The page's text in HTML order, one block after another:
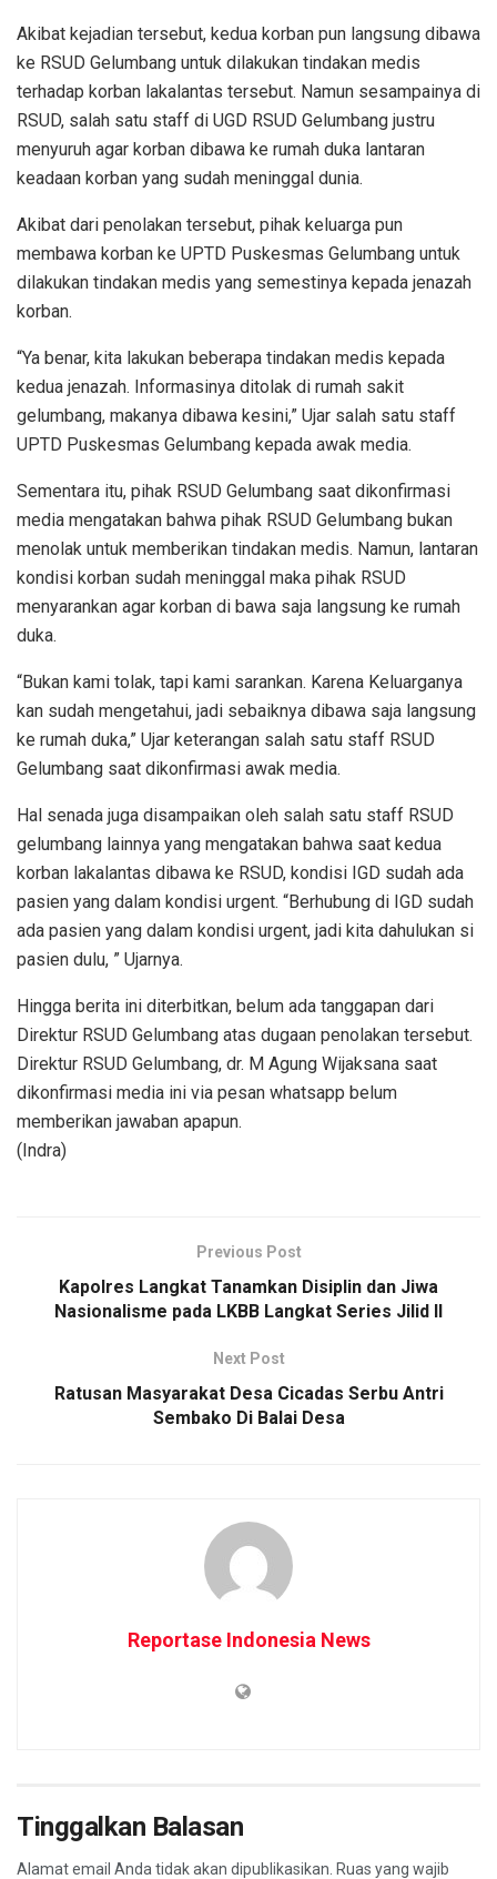
Akibat kejadian tersebut, kedua korban pun langsung dibawa
ke RSUD Gelumbang untuk dilakukan tindakan medis
terhadap korban lakalantas tersebut. Namun sesampainya di
RSUD, salah satu staff di UGD RSUD Gelumbang justru
menyuruh agar korban dibawa ke rumah duka lantaran
keadaan korban yang sudah meninggal dunia.
Akibat dari penolakan tersebut, pihak keluarga pun
membawa korban ke UPTD Puskesmas Gelumbang untuk
dilakukan tindakan medis yang semestinya kepada jenazah
korban.
“Ya benar, kita lakukan beberapa tindakan medis kepada
kedua jenazah. Informasinya ditolak di rumah sakit
gelumbang, makanya dibawa kesini,” Ujar salah satu staff
UPTD Puskesmas Gelumbang kepada awak media.
Sementara itu, pihak RSUD Gelumbang saat dikonfirmasi
media mengatakan bahwa pihak RSUD Gelumbang bukan
menolak untuk memberikan tindakan medis. Namun, lantaran
kondisi korban sudah meninggal maka pihak RSUD
menyarankan agar korban di bawa saja langsung ke rumah
duka.
“Bukan kami tolak, tapi kami sarankan. Karena Keluarganya
kan sudah mengetahui, jadi sebaiknya dibawa saja langsung
ke rumah duka,” Ujar keterangan salah satu staff RSUD
Gelumbang saat dikonfirmasi awak media.
Hal senada juga disampaikan oleh salah satu staff RSUD
gelumbang lainnya yang mengatakan bahwa saat kedua
korban lakalantas dibawa ke RSUD, kondisi IGD sudah ada
pasien yang dalam kondisi urgent. “Berhubung di IGD sudah
ada pasien yang dalam kondisi urgent, jadi kita dahulukan si
pasien dulu, ” Ujarnya.
Hingga berita ini diterbitkan, belum ada tanggapan dari
Direktur RSUD Gelumbang atas dugaan penolakan tersebut.
Direktur RSUD Gelumbang, dr. M Agung Wijaksana saat
dikonfirmasi media ini via pesan whatsapp belum
memberikan jawaban apapun.
(Indra)
Previous Post
Kapolres Langkat Tanamkan Disiplin dan Jiwa
Nasionalisme pada LKBB Langkat Series Jilid II
Next Post
Ratusan Masyarakat Desa Cicadas Serbu Antri
Sembako Di Balai Desa
Reportase Indonesia News
Tinggalkan Balasan
Alamat email Anda tidak akan dipublikasikan. Ruas yang wajib